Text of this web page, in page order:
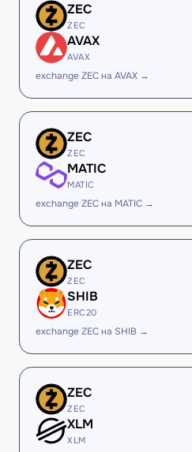
ZEC
ZEC
AVAX
AVAX
exchange ZEC на AVAX →
ZEC
ZEC
MATIC
MATIC
exchange ZEC на MATIC →
ZEC
ZEC
SHIB
ERC20
exchange ZEC на SHIB →
ZEC
ZEC
XLM
XLM